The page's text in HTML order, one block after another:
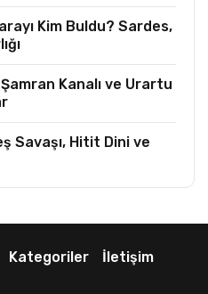
Kim Buldu? Sardes,
Kanalı ve Urartu
Savaşı, Hitit Dini ve
Kategoriler İletişim